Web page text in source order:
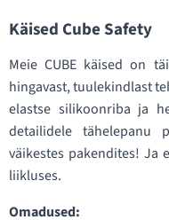
Käised Cube Safety
Meie CUBE käised on
hingavast, tuulekindlast
elastse silikoonriba ja
detailidele tähelepanu
väikestes pakendites! Ja
liikluses.
Omadused: